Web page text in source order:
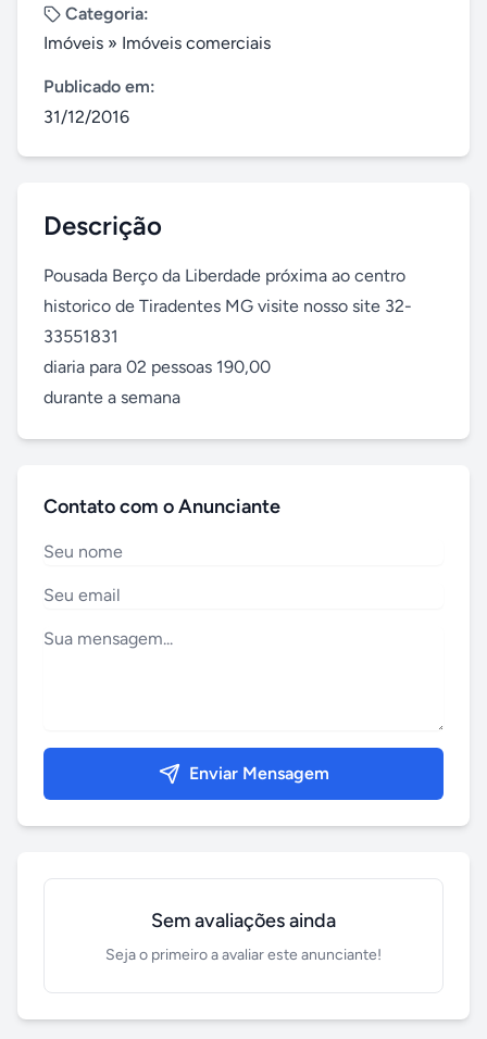
Categoria:
Imóveis » Imóveis comerciais
Publicado em:
31/12/2016
Descrição
Pousada Berço da Liberdade próxima ao centro
historico de Tiradentes MG visite nosso site 32-
33551831
diaria para 02 pessoas 190,00
durante a semana
Contato com o Anunciante
Enviar Mensagem
Sem avaliações ainda
Seja o primeiro a avaliar este anunciante!